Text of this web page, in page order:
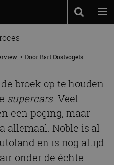
10 TOT 12 AUTO’S
• DoorBart Oostvogels
broek op te houden
supercars. Veel
een poging, maar
allemaal. Noble is al
en is nog altijd
onder de échte